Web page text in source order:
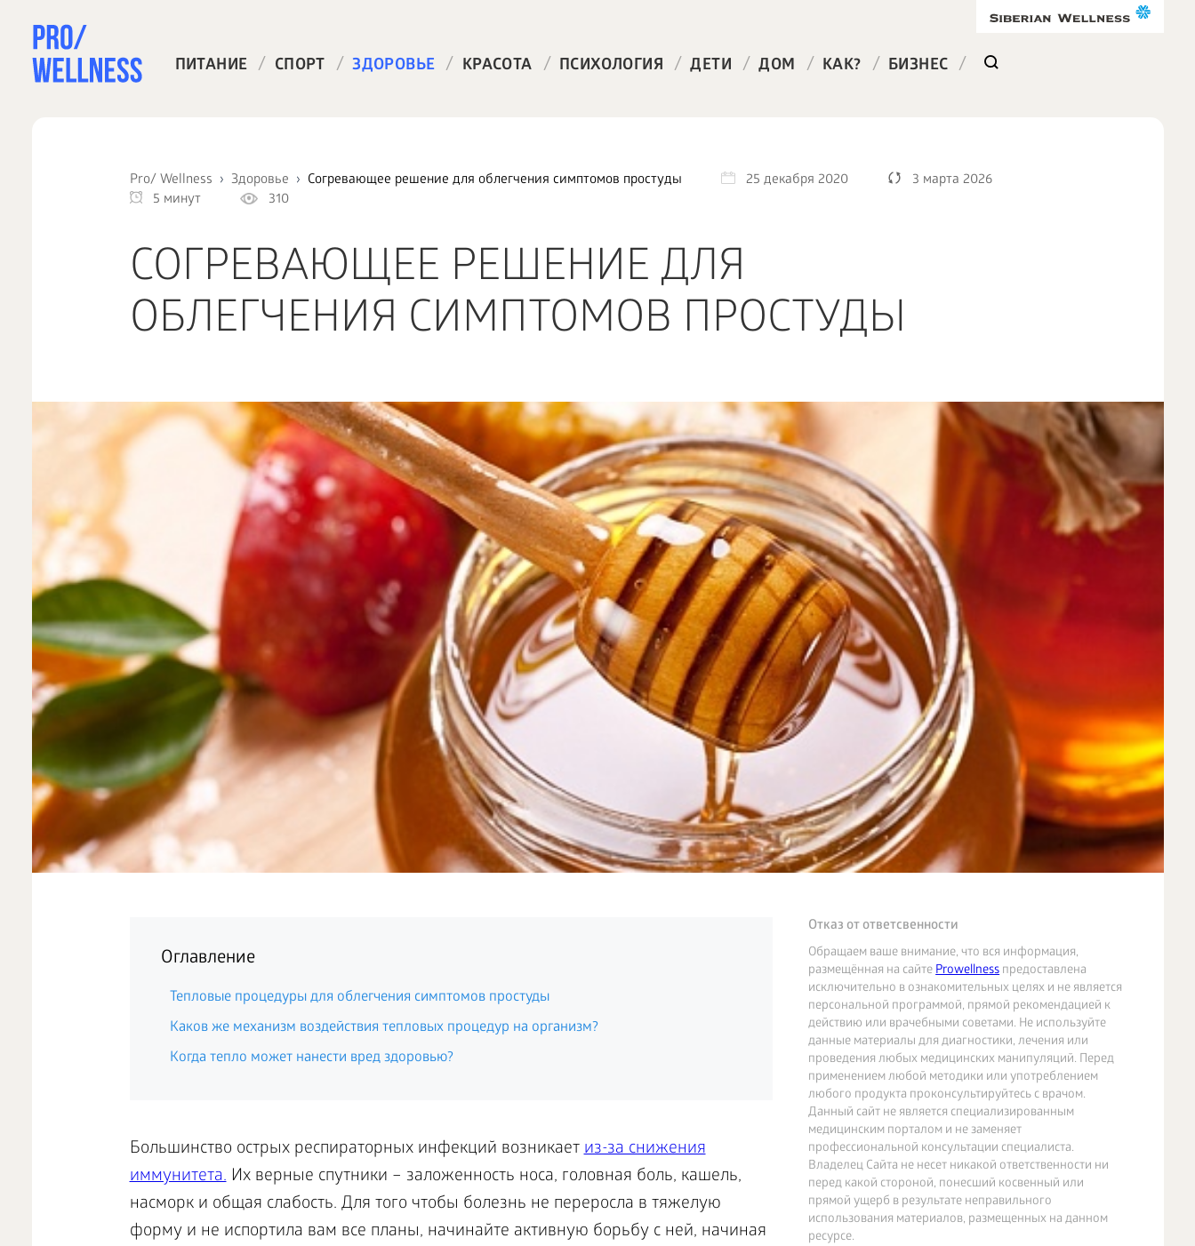
ПИТАНИЕ / СПОРТ / ЗДОРОВЬЕ / КРАСОТА / ПСИХОЛОГИЯ / ДЕТИ / ДОМ / КАК? / БИЗНЕС /
Pro/ Wellness Здоровье Согревающее решение для облегчения симптомов простуды 25 декабря 2020
3 марта 2026
5 минут
310
СОГРЕВАЮЩЕЕ РЕШЕНИЕ ДЛЯ
ОБЛЕГЧЕНИЯ СИМПТОМОВ ПРОСТУДЫ
Отказ от ответсвенности
Обращаем ваше внимание, что вся информация,
размещённая на сайтеProwellnessпредоставлена
исключительно в ознакомительных целях и не является
персональной программой, прямой рекомендацией к
действию или врачебными советами. Не используйте
данные материалы для диагностики, лечения или
проведения любых медицинских манипуляций. Перед
применением любой методики или употреблением
любого продукта проконсультируйтесь с врачом.
Данный сайт не является специализированным
медицинским порталом и не заменяет
профессиональной консультации специалиста.
Владелец Сайта не несет никакой ответственности ни
перед какой стороной, понесший косвенный или
прямой ущерб в результате неправильного
использования материалов, размещенных на данном
ресурсе.
Оглавление
Тепловые процедуры для облегчения симптомов простуды
Каков же механизм воздействия тепловых процедур на организм?
Когда тепло может нанести вред здоровью?
Большинство острых респираторных инфекций возникаетиз-за снижения
иммунитета.Их верные спутники – заложенность носа, головная боль, кашель,
насморк и общая слабость. Для того чтобы болезнь не переросла в тяжелую
форму и не испортила вам все планы, начинайте активную борьбу с ней, начиная